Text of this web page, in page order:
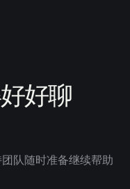
好聊
队随时准备继续帮助